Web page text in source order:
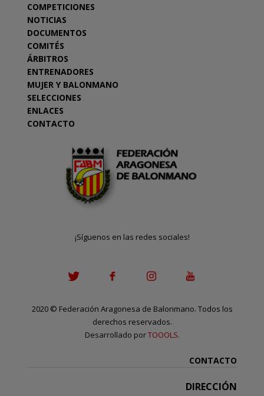
COMPETICIONES
NOTICIAS
DOCUMENTOS
COMITÉS
ÁRBITROS
ENTRENADORES
MUJER Y BALONMANO
SELECCIONES
ENLACES
CONTACTO
¡Síguenos en las redes sociales!
2020 © Federación Aragonesa de Balonmano. Todos los
derechos reservados.
Desarrollado porTOOOLS.
CONTACTO
DIRECCIÓN